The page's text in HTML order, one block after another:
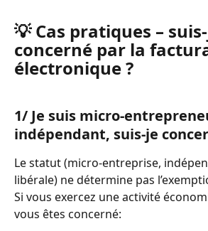
💡 Cas pratiques –
concerné par la
électronique ?
1/ Je suis micro-
indépendant, suis-je
Le statut (micro-entreprise,
libérale) ne détermine pas
Si vous exercez une activité
vous êtes concerné: